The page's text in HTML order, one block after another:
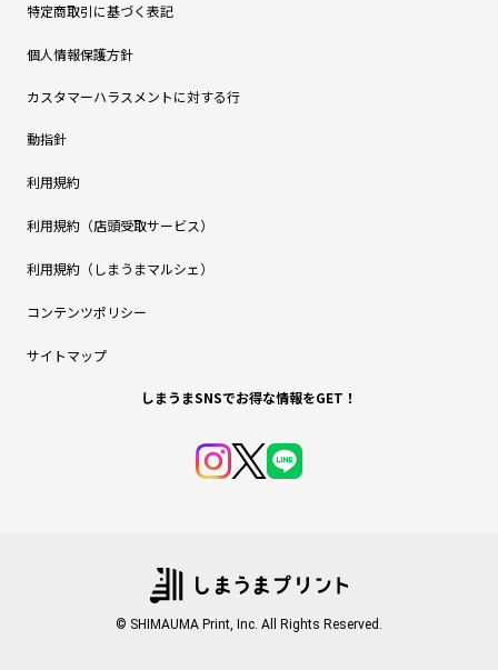
特定商取引に基づく表記
個人情報保護方針
カスタマーハラスメントに対する行
動指針
利用規約
利用規約（店頭受取サービス）
利用規約（しまうまマルシェ）
コンテンツポリシー
サイトマップ
しまうまSNSでお得な情報をGET！
© SHIMAUMA Print, Inc. All Rights Reserved.